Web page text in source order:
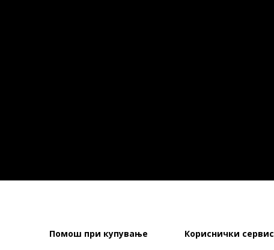
Помош при купување Кориснички сервис